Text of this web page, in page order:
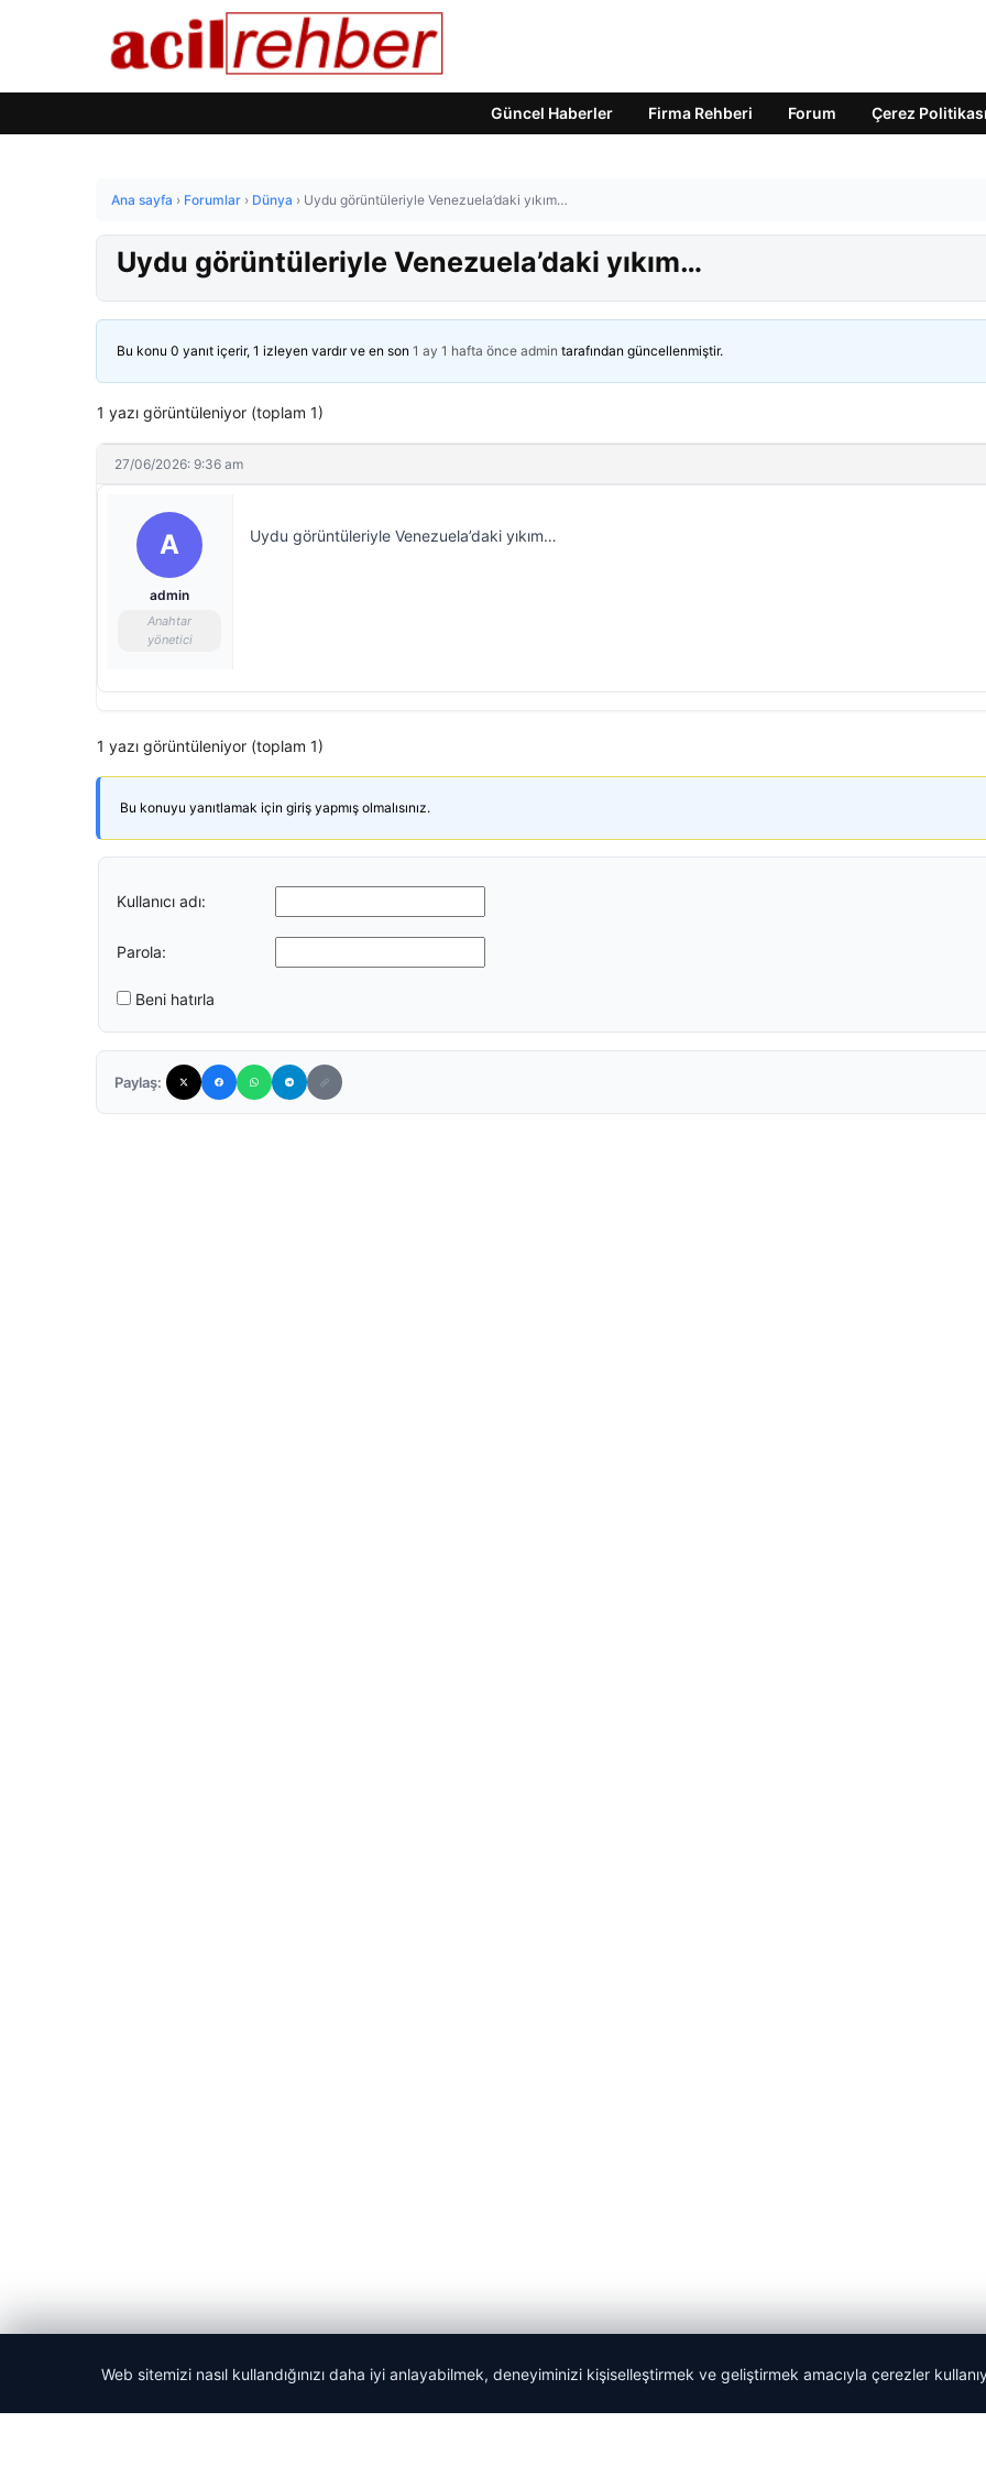
Güncel Haberler Firma Rehberi Forum Çerez Politikası
Ana sayfa › Forumlar › Dünya › Uydu görüntüleriyle Venezuela’daki yıkım…
Uydu görüntüleriyle Venezuela’daki yıkım…
Bu konu 0 yanıt içerir, 1 izleyen vardır ve en son 1 ay 1 hafta önce admin tarafından güncellenmiştir.
1 yazı görüntüleniyor (toplam 1)
27/06/2026: 9:36 am
A
admin
Anahtar
yönetici
Uydu görüntüleriyle Venezuela’daki yıkım…
1 yazı görüntüleniyor (toplam 1)
Bu konuyu yanıtlamak için giriş yapmış olmalısınız.
Kullanıcı adı:
Parola:
Beni hatırla
Paylaş:
© 2026 Acil Rehber | Gündem Haberleri
Web sitemizi nasıl kullandığınızı daha iyi anlayabilmek, deneyiminizi kişiselleştirmek ve geliştirmek amacıyla çerezler